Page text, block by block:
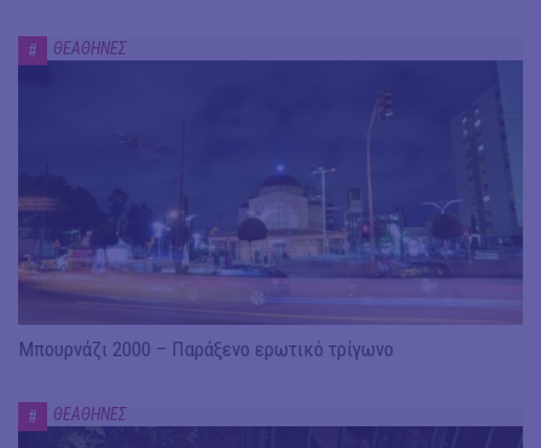
# ΘΕΑΘΗΝΕΣ
Μπουρνάζι 2000 – Παράξενο ερωτικό τρίγωνο
# ΘΕΑΘΗΝΕΣ